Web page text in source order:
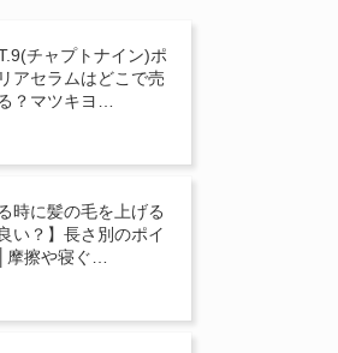
チャプトナイン)ポ
アセラムはどこで売
？マツキヨ…
る時に髪の毛を上げる
い？】長さ別のポイ
摩擦や寝ぐ…